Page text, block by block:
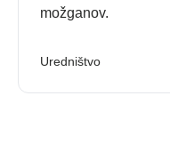
možganov.
Uredništvo